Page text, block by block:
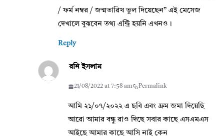
/ ফর্ম নম্বর / জন্মতারিখ ভুল দিয়েছেন” এই মেসেজ
দেখালে বুঝবেন তথ্য এন্ট্রি হয়নি এখনও।
Reply
রনি ইসলাম
21/08/2022 at 7:58 am Permalink
আমি ২১/০৭/২০২২ এ ছবি এবং ফ্রম জমা দিয়েছি
আরো আমার বন্ধু রাও দিছে সবার কাছে এসএমএস
আইছে আমার কাছে আসি নাই কেন